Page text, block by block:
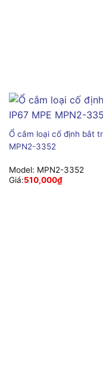
Ổ cắm loại cố định bắt
MPN2-3352
Model: MPN2-3352
Giá:510,000₫